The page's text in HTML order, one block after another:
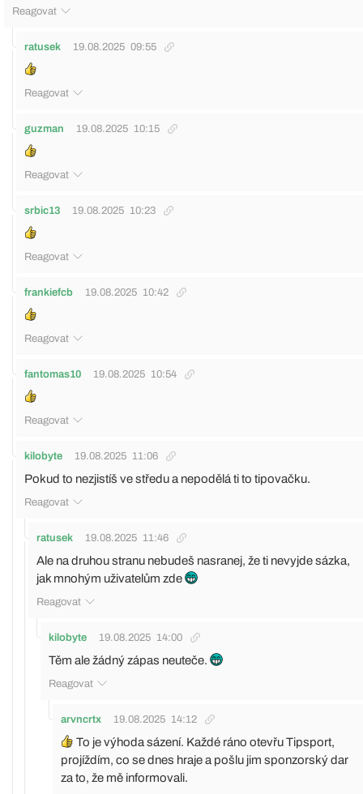
Reagovat
ratusek 19.08.2025 09:55
Reagovat
guzman 19.08.2025 10:15
Reagovat
srbic13 19.08.2025 10:23
Reagovat
frankiefcb 19.08.2025 10:42
Reagovat
fantomas10 19.08.2025 10:54
Reagovat
kilobyte 19.08.2025 11:06
Pokud to nezjistíš ve středu a nepodělá ti to tipovačku.
Reagovat
ratusek 19.08.2025 11:46
Ale na druhou stranu nebudeš nasranej, že ti nevyjde sázka,
jak mnohým uživatelům zde
Reagovat
kilobyte 19.08.2025 14:00
Těm ale žádný zápas neuteče.
Reagovat
arvncrtx 19.08.2025 14:12
To je výhoda sázení. Každé ráno otevřu Tipsport,
projíždím, co se dnes hraje a pošlu jim sponzorský dar
za to, že mě informovali.